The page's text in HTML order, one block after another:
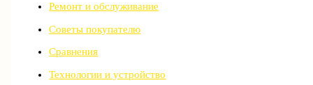
Ремонт и обслуживание
Советы покупателю
Сравнения
Технологии и устройство